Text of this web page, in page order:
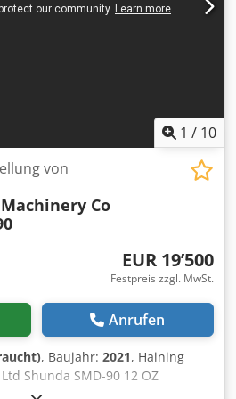
1 / 10
von
Co
EUR 19’500
Festpreis zzgl. MwSt.
Anrufen
, Baujahr: 2021, Haining
Shunda SMD-90 12 OZ
Hoavok Die Maschine verfügt